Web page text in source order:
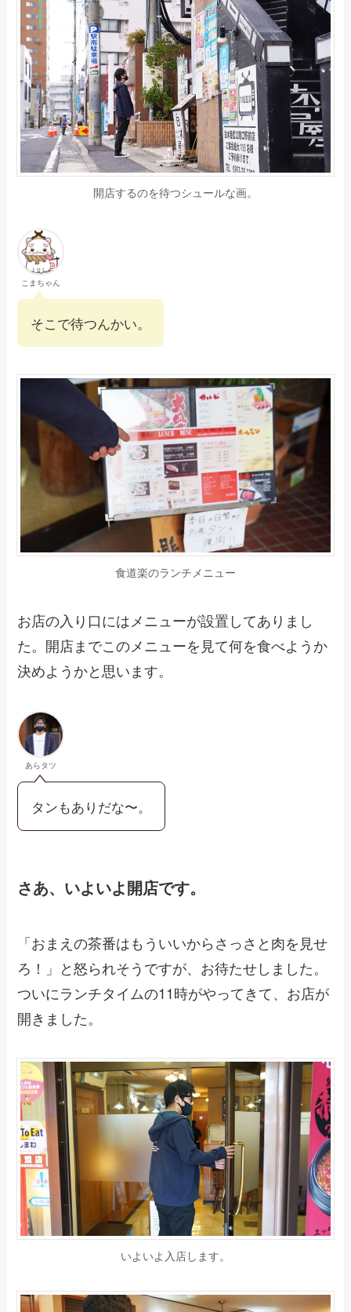
開店するのを待つシュールな画。
こまちゃん
そこで待つんかい。
食道楽のランチメニュー
お店の入り口にはメニューが設置してありまし
た。開店までこのメニューを見て何を食べようか
決めようかと思います。
あらタツ
タンもありだな〜。
さあ、いよいよ開店です。
「おまえの茶番はもういいからさっさと肉を見せ
ろ！」と怒られそうですが、お待たせしました。
ついにランチタイムの11時がやってきて、お店が
開きました。
いよいよ入店します。